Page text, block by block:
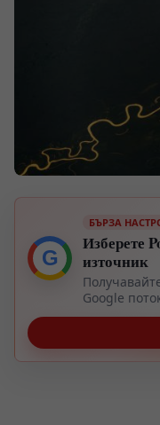
G
БЪРЗА
Изберете
източник
Google